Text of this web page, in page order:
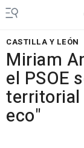
CASTILLA Y LEÓN
Miriam
el PSOE
territorial
eco"